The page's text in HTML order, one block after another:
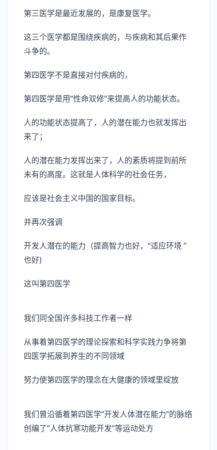
第三医学是最近发展的，是康复医学。
这三个医学都是围绕疾病的，与疾病和其后果作
斗争的。
第四医学不是直接对付疾病的，
第四医学是用“性命双修”来提高人的功能状态。
人的功能状态提高了，人的潜在能力也就发挥出
来了；
人的潜在能力发挥出来了，人的素质将提到前所
未有的高度。这就是人体科学的社会任务，
应该是社会主义中国的国家目标。
并再次强调
开发人潜在的能力（提高智力也好，“适应环境 ”
也好)
这叫第四医学
我们同全国许多科技工作者一样
从事着第四医学的理论探索和科学实践力争将第
四医学拓展到养生的不同领域
努力使第四医学的理念在大健康的领域里绽放
我们曾沿循着第四医学“开发人体潜在能力”的脉络
创编了“人体抗寒功能开发”等运动处方